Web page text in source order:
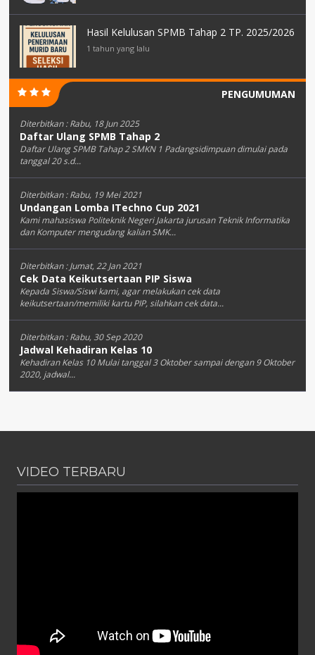
Hasil Kelulusan SPMB Tahap 2 TP. 2025/2026
1 tahun yang lalu
PENGUMUMAN
Diterbitkan :Rabu, 18 Jun 2025
Daftar Ulang SPMB Tahap 2
Daftar Ulang SPMB Tahap 2 SMKN 1 Padangsidimpuan dimulai pada
tanggal 20 s.d...
Diterbitkan :Rabu, 19 Mei 2021
Undangan Lomba ITechno Cup 2021
Kami mahasiswa Politeknik Negeri Jakarta jurusan Teknik Informatika
dan Komputer mengudang kalian SMK...
Diterbitkan :Jumat, 22 Jan 2021
Cek Data Keikutsertaan PIP Siswa
Kepada Siswa/Siswi kami, agar melakukan cek data
keikutsertaan/memiliki kartu PIP, silahkan cek data...
Diterbitkan :Rabu, 30 Sep 2020
Jadwal Kehadiran Kelas 10
Kehadiran Kelas 10 Mulai tanggal 3 Oktober sampai dengan 9 Oktober
2020, jadwal...
VIDEO TERBARU